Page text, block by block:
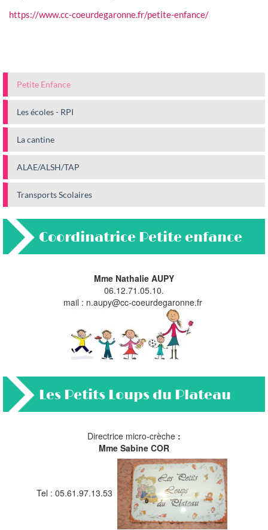
https://www.cc-coeurdegaronne.fr/petite-enfance/
Petite Enfance
Les écoles - RPI
La cantine
ALAE/ALSH/TAP
Transports Scolaires
Coordinatrice Petite enfance
Mme Nathalie AUPY
06.12.71.05.10.
mail : n.aupy@cc-coeurdegaronne.fr
Les Petits Loups du Plateau
Directrice micro-crèche :
Mme Sabine COR
Tel : 05.61.97.13.53